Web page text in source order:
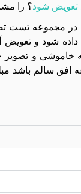
تعویض شود؟ را
و تصویر
افق سالم باشد